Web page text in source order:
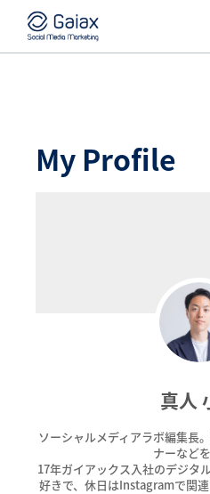
My Profile
真人
ソーシャルメディアラボ編集長
ナーなど
17年ガイアックス入社のデジタ
好きで、休日はInstagramで関